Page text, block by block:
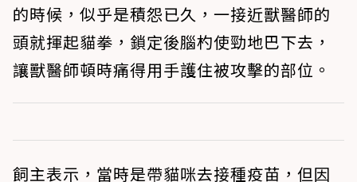
的時候，似乎是積怨已久，一接近獸醫師的
頭就揮起貓拳，鎖定後腦杓使勁地巴下去，
讓獸醫師頓時痛得用手護住被攻擊的部位。
飼主表示，當時是帶貓咪去接種疫苗，但因